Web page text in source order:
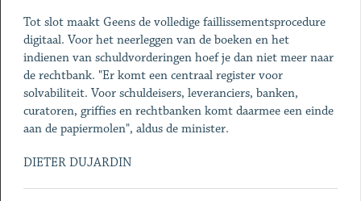
Tot slot maakt Geens de volledige faillissementsprocedure
digitaal. Voor het neerleggen van de boeken en het
indienen van schuldvorderingen hoef je dan niet meer naar
de rechtbank. "Er komt een centraal register voor
solvabiliteit. Voor schuldeisers, leveranciers, banken,
curatoren, griffies en rechtbanken komt daarmee een einde
aan de papiermolen", aldus de minister.
DIETER DUJARDIN